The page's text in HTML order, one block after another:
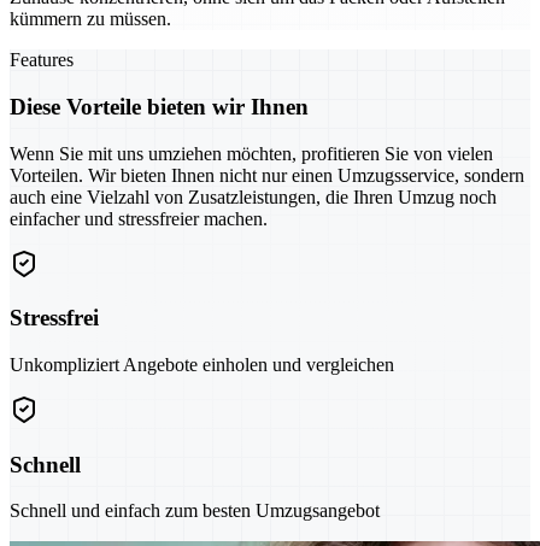
kümmern zu müssen.
Features
Diese Vorteile bieten wir Ihnen
Wenn Sie mit uns umziehen möchten, profitieren Sie von vielen
Vorteilen. Wir bieten Ihnen nicht nur einen Umzugsservice, sondern
auch eine Vielzahl von Zusatzleistungen, die Ihren Umzug noch
einfacher und stressfreier machen.
Stressfrei
Unkompliziert Angebote einholen und vergleichen
Schnell
Schnell und einfach zum besten Umzugsangebot